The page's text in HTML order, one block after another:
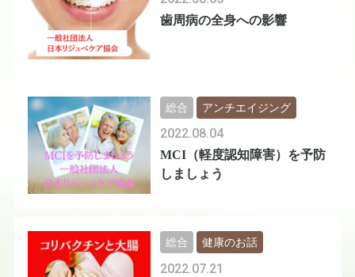
歯周病の全身への影響
MCI（軽度認知障害）を予防
しましょう
2022.08.04
総合 アンチエイジング
2022.07.21
総合 健康のお話